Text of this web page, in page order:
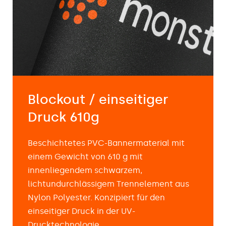
Blockout / einseitiger
Druck 610g
Beschichtetes PVC-Bannermaterial mit
einem Gewicht von 610 g mit
innenliegendem schwarzem,
lichtundurchlässigem Trennelement aus
Nylon Polyester. Konzipiert für den
einseitiger Druck in der UV-